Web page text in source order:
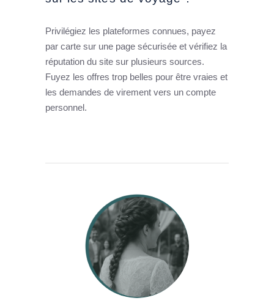
Privilégiez les plateformes connues, payez
par carte sur une page sécurisée et vérifiez la
réputation du site sur plusieurs sources.
Fuyez les offres trop belles pour être vraies et
les demandes de virement vers un compte
personnel.